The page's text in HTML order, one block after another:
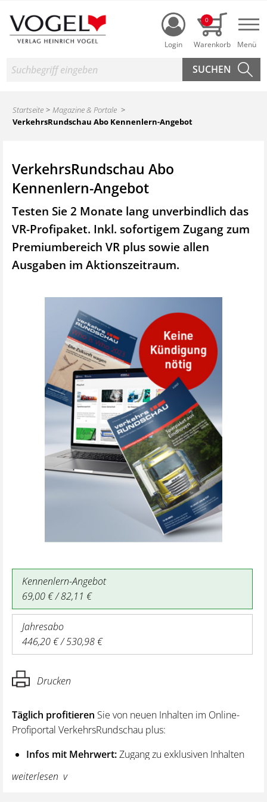
Login
0
Suche
Startseite
Magazine & Portale
VerkehrsRundschau Abo Kennenlern-Angebot
VerkehrsRundschau Abo
Kennenlern-Angebot
Testen Sie 2 Monate lang unverbindlich das
VR-Profipaket. Inkl. sofortigem Zugang zum
Premiumbereich VR plus sowie allen
Ausgaben im Aktionszeitraum.
Kennenlern-Angebot
69,00 € / 82,11 €
Jahresabo
446,20 € / 530,98 €
Drucken
Täglich profitieren Sie von neuen Inhalten im Online-
Profiportal VerkehrsRundschau plus:
Infos mit Mehrwert:Zugang zu exklusiven Inhalten
und Hintergrundwissen – von aktuellen Regelungen
wie z. B. bei den Lenk- und Ruhezeiten,
weiterlesen